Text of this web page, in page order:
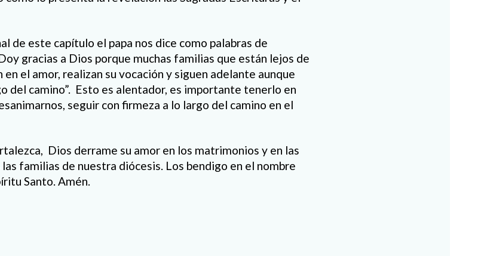
de este capítulo el papa nos dice como palabras de
gracias a Dios porque muchas familias que están lejos de
el amor, realizan su vocación y siguen adelante aunque
del camino”. Esto es alentador, es importante tenerlo en
seguir con firmeza a lo largo del camino en el
Dios derrame su amor en los matrimonios y en las
familias de nuestra diócesis. Los bendigo en el nombre
Santo. Amén.